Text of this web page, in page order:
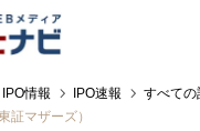
IPO情報 IPO速報 すべての
証マザーズ）